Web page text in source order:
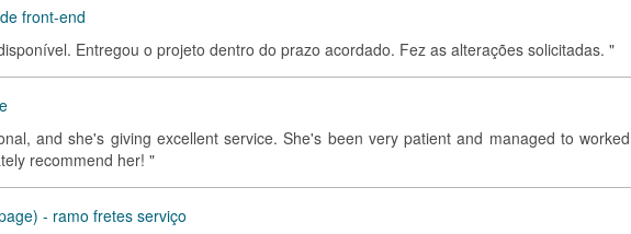
front-end
Entregou o projeto dentro do prazo acordado. Fez as alterações solicitadas. "
and she's giving excellent service. She's been very patient and managed to worked
recommend her! "
- ramo fretes serviço